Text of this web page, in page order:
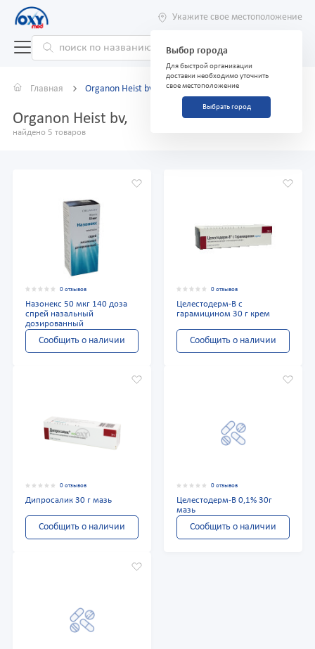
Укажите свое местоположение
Выбор города
Для быстрой организации
доставки необходимо уточнить
свое местоположение
Выбрать город
Главная Organon Heist bv,
Organon Heist bv,
найдено 5 товаров
0 отзывов
Назонекс 50 мкг 140 доза
спрей назальный
дозированный
Сообщить о наличии
0 отзывов
Целестодерм-В с
гарамицином 30 г крем
Сообщить о наличии
0 отзывов
Дипросалик 30 г мазь
Сообщить о наличии
0 отзывов
Целестодерм-В 0,1% 30г
мазь
Сообщить о наличии